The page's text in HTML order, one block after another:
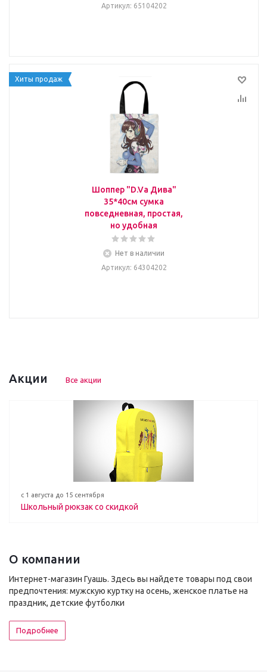
Артикул: 65104202
Хиты продаж
Шоппер "D.Va Дива"
35*40см сумка
повседневная, простая,
но удобная
Нет в наличии
Артикул: 64304202
Акции Все акции
с 1 августа до 15 сентября
Школьный рюкзак со скидкой
О компании
Интернет-магазин Гуашь. Здесь вы найдете товары под свои
предпочтения: мужскую куртку на осень, женское платье на
праздник, детские футболки
Подробнее